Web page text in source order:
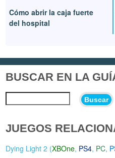
Cómo abrir la caja fuerte
del hospital
BUSCAR EN LA
Buscar
JUEGOS
Dying Light 2 (XBOne, PS4, PC,